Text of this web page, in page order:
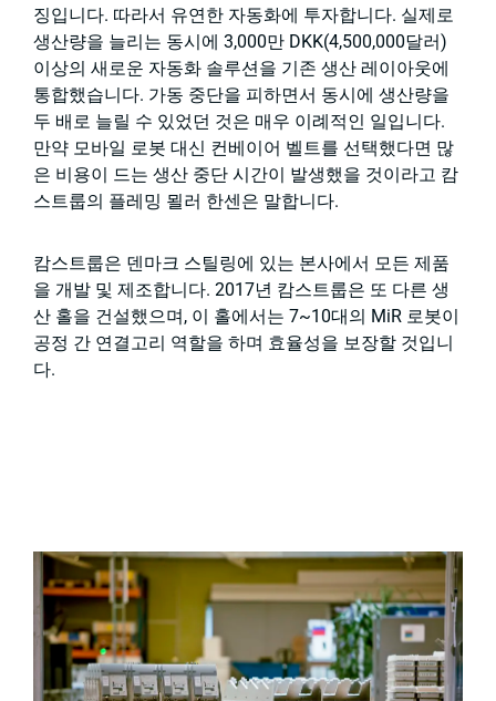
징입니다. 따라서 유연한 자동화에 투자합니다. 실제로
생산량을 늘리는 동시에 3,000만 DKK(4,500,000달러)
이상의 새로운 자동화 솔루션을 기존 생산 레이아웃에
통합했습니다. 가동 중단을 피하면서 동시에 생산량을
두 배로 늘릴 수 있었던 것은 매우 이례적인 일입니다.
만약 모바일 로봇 대신 컨베이어 벨트를 선택했다면 많
은 비용이 드는 생산 중단 시간이 발생했을 것이라고 캄
스트룹의 플레밍 묄러 한센은 말합니다.
캄스트룹은 덴마크 스틸링에 있는 본사에서 모든 제품
을 개발 및 제조합니다. 2017년 캄스트룹은 또 다른 생
산 홀을 건설했으며, 이 홀에서는 7~10대의 MiR 로봇이
공정 간 연결고리 역할을 하며 효율성을 보장할 것입니
다.